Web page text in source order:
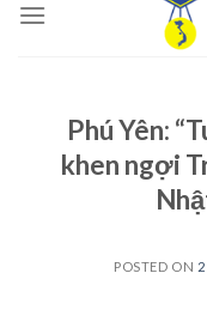
Phú Yên:
khen ngợi
POSTED ON